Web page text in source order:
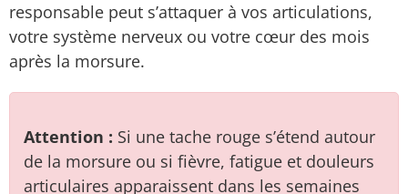
responsable peut s’attaquer à vos articulations,
votre système nerveux ou votre cœur des mois
après la morsure.
Attention : Si une tache rouge s’étend autour
de la morsure ou si fièvre, fatigue et douleurs
articulaires apparaissent dans les semaines